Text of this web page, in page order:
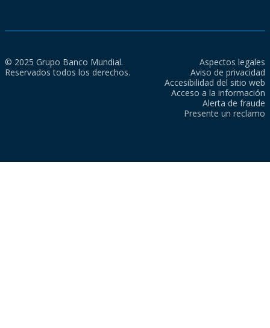
© 2025 Grupo Banco Mundial.
Reservados todos los derechos.
Aspectos legales
Aviso de privacidad
Accesibilidad del sitio web
Acceso a la información
Alerta de fraude
Presente un reclamo